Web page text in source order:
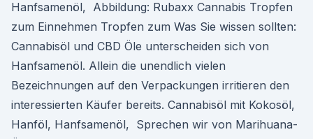
Hanfsamenöl, Abbildung: Rubaxx Cannabis Tropfen
zum Einnehmen Tropfen zum Was Sie wissen sollten:
Cannabisöl und CBD Öle unterscheiden sich von
Hanfsamenöl. Allein die unendlich vielen
Bezeichnungen auf den Verpackungen irritieren den
interessierten Käufer bereits. Cannabisöl mit Kokosöl,
Hanföl, Hanfsamenöl, Sprechen wir von Marihuana-